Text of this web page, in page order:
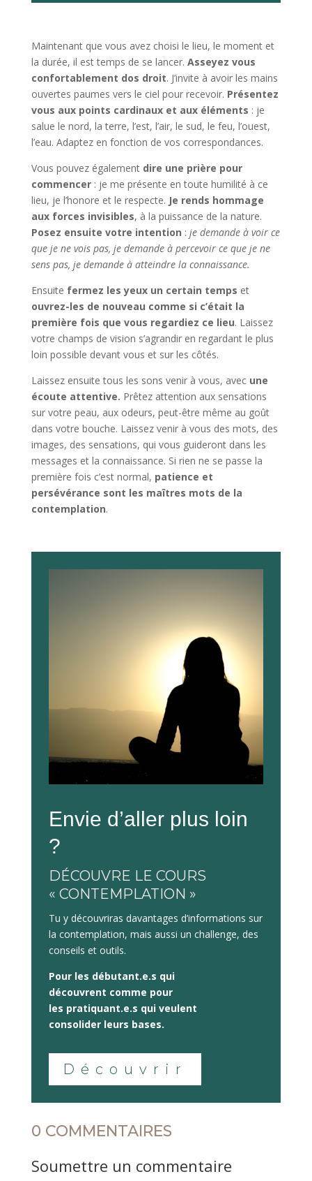
Maintenant que vous avez choisi le lieu, le moment et
la durée, il est temps de se lancer. Asseyez vous
confortablement dos droit. J’invite à avoir les mains
ouvertes paumes vers le ciel pour recevoir. Présentez
vous aux points cardinaux et aux éléments : je
salue le nord, la terre, l’est, l’air, le sud, le feu, l’ouest,
l’eau. Adaptez en fonction de vos correspondances.
Vous pouvez également dire une prière pour
commencer: je me présente en toute humilité à ce
lieu, je l’honore et le respecte. Je rends hommage
aux forces invisibles, à la puissance de la nature.
Posez ensuite votre intention : je demande à voir ce
que je ne vois pas, je demande à percevoir ce que je ne
sens pas, je demande à atteindre la connaissance.
Ensuite fermez les yeux un certain temps et
ouvrez-les de nouveau comme si c’était la
première fois que vous regardiez ce lieu. Laissez
votre champs de vision s’agrandir en regardant le plus
loin possible devant vous et sur les côtés.
Laissez ensuite tous les sons venir à vous, avec une
écoute attentive. Prêtez attention aux sensations
sur votre peau, aux odeurs, peut-être même au goût
dans votre bouche. Laissez venir à vous des mots, des
images, des sensations, qui vous guideront dans les
messages et la connaissance. Si rien ne se passe la
première fois c’est normal, patience et
persévérance sont les maîtres mots de la
contemplation.
Envie d’aller plus loin
?
DÉCOUVRE LE COURS
« CONTEMPLATION »
Tu y découvriras davantages d’informations sur
la contemplation, mais aussi un challenge, des
conseils et outils.
Pour les débutant.e.s qui
découvrent comme pour
les pratiquant.e.s qui veulent
consolider leurs bases.
Découvrir
0 COMMENTAIRES
Soumettre un commentaire